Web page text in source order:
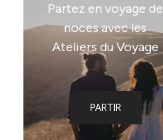
Partez en voyage de
noces avec les
Ateliers du Voyage
PARTIR